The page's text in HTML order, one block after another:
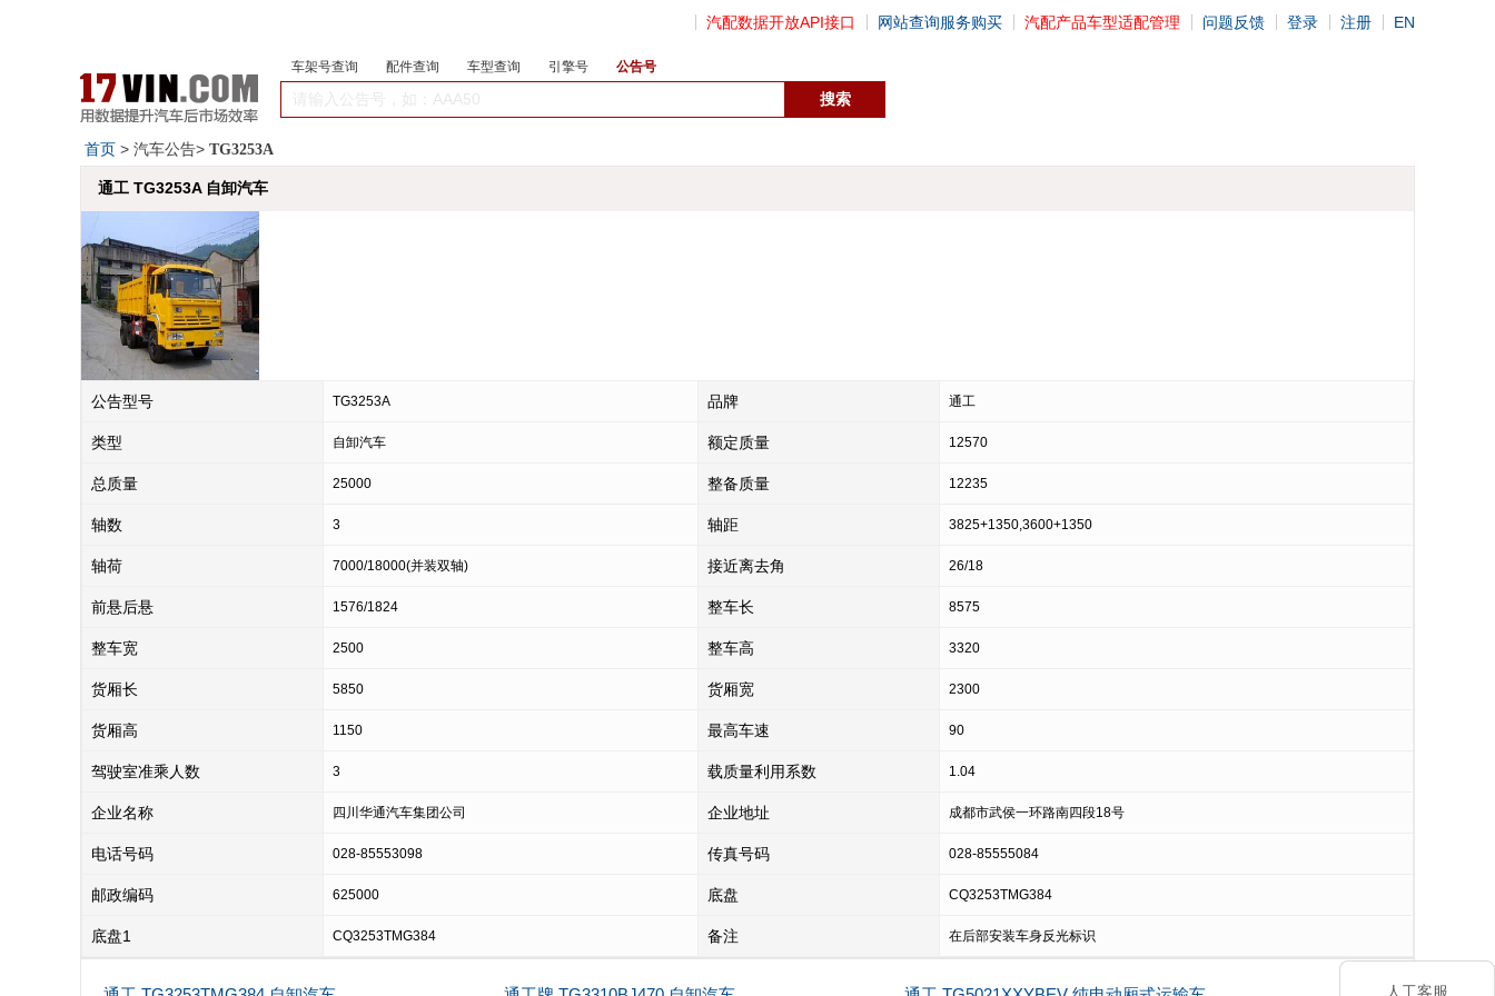
汽配数据开放API接口 网站查询服务购买 汽配产品车型适配管理 问题反馈 登录 注册 EN
车架号查询 配件查询 车型查询 引擎号 公告号
首页 > 汽车公告> TG3253A
通工 TG3253A 自卸汽车
公告型号 TG3253A 品牌 通工
类型 自卸汽车 额定质量 12570
总质量 25000 整备质量 12235
轴数 3 轴距 3825+1350,3600+1350
轴荷 7000/18000(并装双轴) 接近离去角 26/18
前悬后悬 1576/1824 整车长 8575
整车宽 2500 整车高 3320
货厢长 5850 货厢宽 2300
货厢高 1150 最高车速 90
驾驶室准乘人数 3 载质量利用系数 1.04
企业名称 四川华通汽车集团公司 企业地址 成都市武侯一环路南四段18号
电话号码 028-85553098 传真号码 028-85555084
邮政编码 625000 底盘 CQ3253TMG384
底盘1 CQ3253TMG384 备注 在后部安装车身反光标识
人工客服